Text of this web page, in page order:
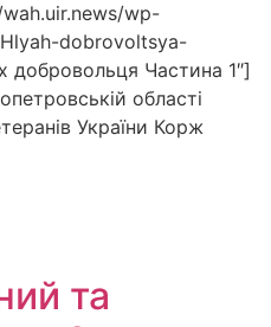
wp-
dobrovoltsya-
добровольця Частина 1″]
області
України Корж
та